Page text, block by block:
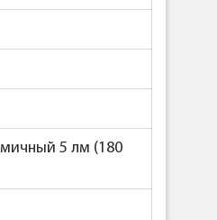
5 лм (180